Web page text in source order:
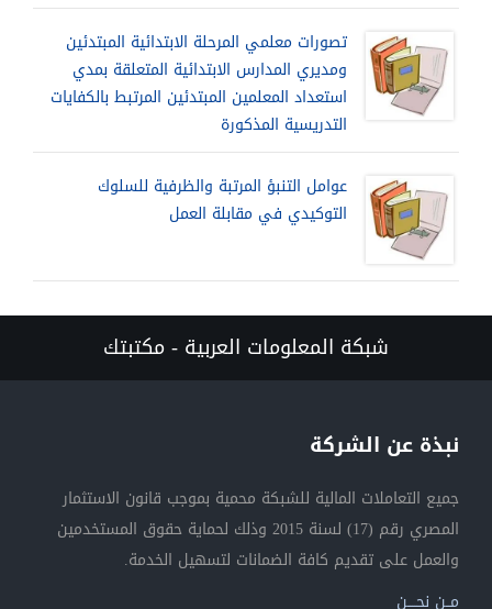
تصورات معلمي المرحلة الابتدائية المبتدئين
ومديري المدارس الابتدائية المتعلقة بمدي
استعداد المعلمين المبتدئين المرتبط بالكفايات
التدريسية المذكورة
عوامل التنبؤ المرتبة والظرفية للسلوك
التوكيدي في مقابلة العمل
شبكة المعلومات العربية - مكتبتك
نبذة عن الشركة
جميع التعاملات المالية للشبكة محمية بموجب قانون الاستثمار
المصري رقم (17) لسنة 2015 وذلك لحماية حقوق المستخدمين
والعمل على تقديم كافة الضمانات لتسهيل الخدمة.
مــن نحــــن